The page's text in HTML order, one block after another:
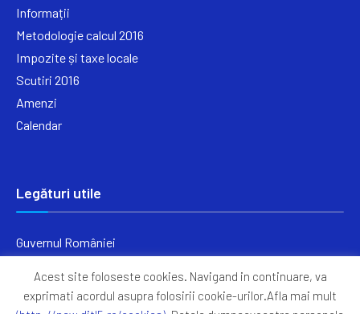
Informații
Metodologie calcul 2016
Impozite și taxe locale
Scutiri 2016
Amenzi
Calendar
Legături utile
Guvernul României
Primăria Sectorul 5
Acest site foloseste cookies. Navigand in continuare, va
exprimati acordul asupra folosirii cookie-urilor.Afla mai mult